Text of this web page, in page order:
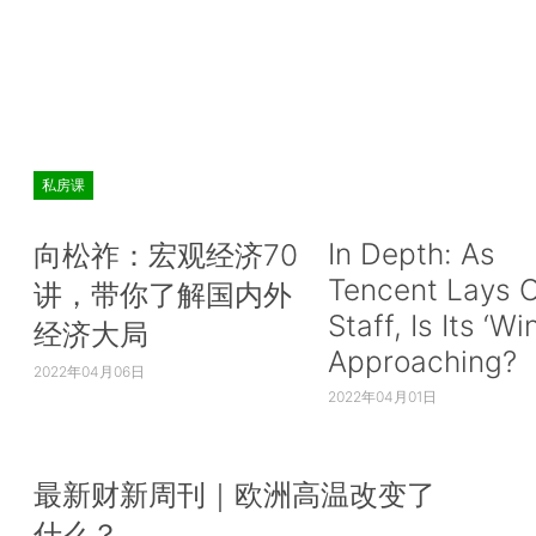
私房课
向松祚：宏观经济70
讲，带你了解国内外
经济大局
2022年04月06日
In Depth: As
Tencent Lays
Staff, Is Its
Approaching?
2022年04月01日
最新财新周刊｜欧洲高温改变了